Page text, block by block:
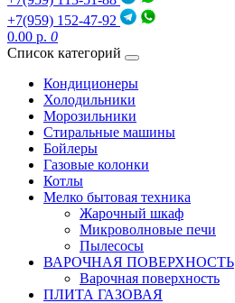
+7(959) 152-47-92
0.00 р. 0
Список категорий
Кондиционеры
Холодильники
Морозильники
Стиральные машины
Бойлеры
Газовые колонки
Котлы
Мелко бытовая техника
Жарочный шкаф
Микроволновые печи
Пылесосы
ВАРОЧНАЯ ПОВЕРХНОСТЬ
Варочная поверхность
ПЛИТА ГАЗОВАЯ